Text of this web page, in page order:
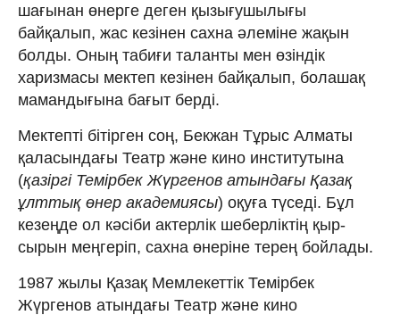
шағынан өнерге деген қызығушылығы
байқалып, жас кезінен сахна әлеміне жақын
болды. Оның табиғи таланты мен өзіндік
харизмасы мектеп кезінен байқалып, болашақ
мамандығына бағыт берді.
Мектепті бітірген соң, Бекжан Тұрыс Алматы
қаласындағы Театр және кино институтына
(қазіргі Темірбек Жүргенов атындағы Қазақ
ұлттық өнер академиясы) оқуға түседі. Бұл
кезеңде ол кәсіби актерлік шеберліктің қыр-
сырын меңгеріп, сахна өнеріне терең бойлады.
1987 жылы Қазақ Мемлекеттік Темірбек
Жүргенов атындағы Театр және кино